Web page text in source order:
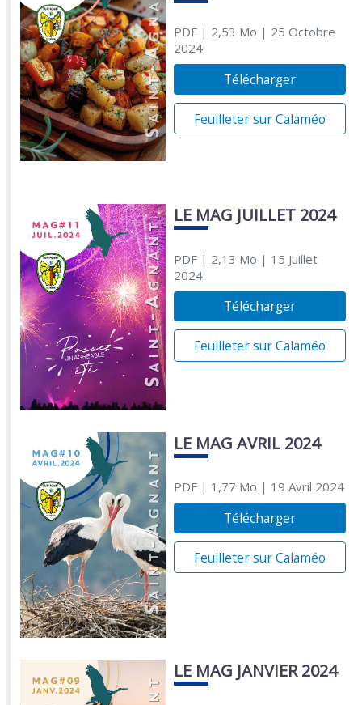
PDF| 2,53 Mo | 25 Octobre
2024
Télécharger
Feuilleter sur Calaméo
LE MAG JUILLET 2024
PDF| 2,13 Mo | 15 Juillet
2024
Télécharger
Feuilleter sur Calaméo
LE MAG AVRIL 2024
PDF| 1,77 Mo | 19 Avril 2024
Télécharger
Feuilleter sur Calaméo
LE MAG JANVIER 2024